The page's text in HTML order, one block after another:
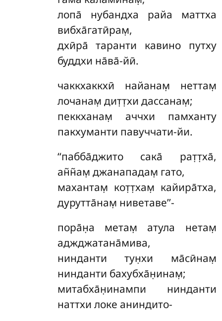
лопа̄ нубандха райа маттха
вибха̄гатӣрам̣,
дхӣра̄ таранти кавино путху
буддхи на̄ва̄-йӣ.
чаккхаккхӣ найанам̣ неттам̣
лочанам̣ дит̣т̣хи дассанам̣;
пеккханам̣ аччхи памханту
пакхуманти павуччати-йи.
‘‘пабба̄джито сака̄ рат̣т̣ха̄,
ан̃н̃ам̣ джанападам̣ гато,
махантам̣ кот̣т̣хам̣ кайира̄тха,
дурутта̄нам̣ ниветаве’’-
пора̄н̣а метам̣ атула нетам̣
аджджатана̄мива,
нинданти тун̣хи ма̄сӣнам̣
нинданти бахубха̄н̣инам̣;
митабха̄н̣инампи нинданти
наттхи локе аниндито-